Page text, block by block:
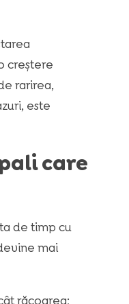
creștere
rarirea,
este
care
de timp cu
mai
răcoarea;